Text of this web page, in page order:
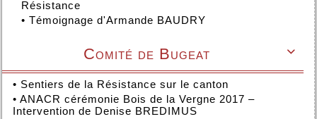
Résistance
• Témoignage d'Armande BAUDRY

Comité de Bugeat
• Sentiers de la Résistance sur le canton
• ANACR cérémonie Bois de la Vergne 2017 –
Intervention de Denise BREDIMUS